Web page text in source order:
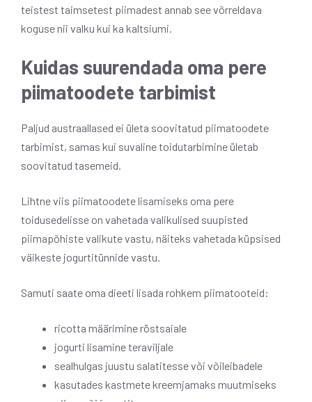
teistest taimsetest piimadest annab see võrreldava
koguse nii valku kui ka kaltsiumi.
Kuidas suurendada oma pere
piimatoodete tarbimist
Paljud austraallased ei ületa soovitatud piimatoodete
tarbimist, samas kui suvaline toidutarbimine ületab
soovitatud tasemeid.
Lihtne viis piimatoodete lisamiseks oma pere
toidusedelisse on vahetada valikulised suupisted
piimapõhiste valikute vastu, näiteks vahetada küpsised
väikeste jogurtitünnide vastu.
Samuti saate oma dieeti lisada rohkem piimatooteid:
ricotta määrimine röstsaiale
jogurti lisamine teraviljale
sealhulgas juustu salatitesse või võileibadele
kasutades kastmete kreemjamaks muutmiseks